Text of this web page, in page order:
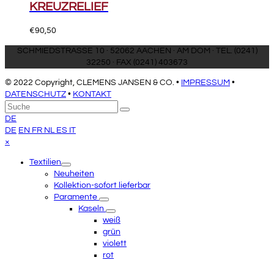
KREUZRELIEF
€90,50
SCHMIEDSTRASSE 10 · 52062 AACHEN · AM DOM · TEL. (0241)
32250 · FAX (0241) 403673
© 2022 Copyright, CLEMENS JANSEN & CO. • IMPRESSUM •
DATENSCHUTZ • KONTAKT
An
den
Anfang
scrollen
Suche
Senden
DE
DE EN FR NL ES IT
×
menuTextilien
Neuheiten
Kollektion-sofort lieferbar
Paramente
Kaseln
weiß
grün
violett
rot